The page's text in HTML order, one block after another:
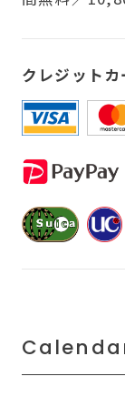
クレジットカ